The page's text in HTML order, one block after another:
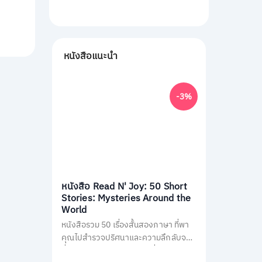
หนังสือแนะนำ
หนังสือ Read N' Joy: 50 Short
Stories: Mysteries Around the
World
หนังสือรวม 50 เรื่องสั้นสองภาษา ที่พา
คุณไปสำรวจปริศนาและความลึกลับจาก
-3%